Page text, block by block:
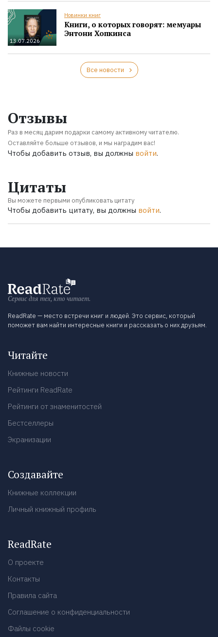
13.07.2026
Новинки книг
Книги, о которых говорят: мемуары
Энтони Хопкинса
Все новости
Отзывы
Раз в месяц дарим подарки самому активному читателю.
Оставляйте больше отзывов, и мы наградим вас!
Чтобы добавить отзыв, вы должны войти.
Цитаты
Вы можете первыми опубликовать цитату
Чтобы добавить цитату, вы должны войти.
Сервис для тех, кто читает.
ReadRate — место встречи книг и людей. Это сервис, который
поможет вам найти интересные книги и рассказать о них друзьям.
Читайте
Книжные новости
Рейтинги ReadRate
Рейтинги от знаменитостей
Бестселлеры
Экранизации
Создавайте
Книжные коллекции
Личный книжный профиль
ReadRate
О проекте
Контакты
Правила сайта
Соглашение о конфиденциальности
Файлы cookie